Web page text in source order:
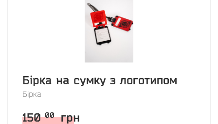
Бірка на сумку з логотипом
Бірка
150 00 грн